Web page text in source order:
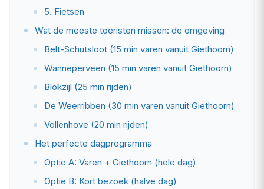
5. Fietsen
Wat de meeste toeristen missen: de omgeving
Belt-Schutsloot (15 min varen vanuit Giethoorn)
Wanneperveen (15 min varen vanuit Giethoorn)
Blokzijl (25 min rijden)
De Weerribben (30 min varen vanuit Giethoorn)
Vollenhove (20 min rijden)
Het perfecte dagprogramma
Optie A: Varen + Giethoorn (hele dag)
Optie B: Kort bezoek (halve dag)